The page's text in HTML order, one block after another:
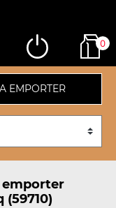
0
A EMPORTER
emporter